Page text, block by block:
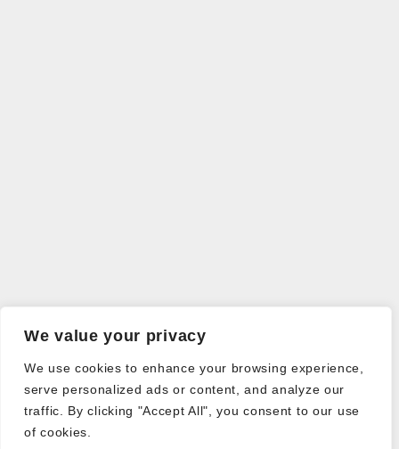
We value your privacy
We use cookies to enhance your browsing experience,
serve personalized ads or content, and analyze our
traffic. By clicking "Accept All", you consent to our use
of cookies.